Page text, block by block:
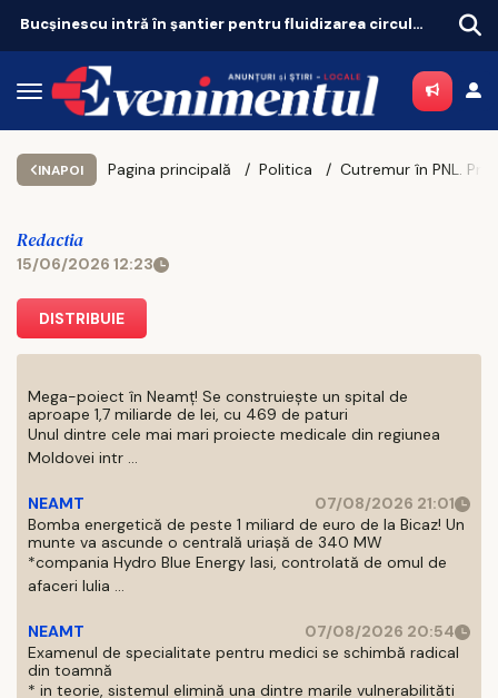
Bucșinescu intră în șantier pentru fluidizarea circulației
INAPOI Pagina principală Politica
Redactia
15/06/2026 12:23
DISTRIBUIE
Mega-poiect în Neamț! Se construiește un spital de
aproape 1,7 miliarde de lei, cu 469 de paturi
Unul dintre cele mai mari proiecte medicale din regiunea
Moldovei intr ...
NEAMT
07/08/2026 21:01
Bomba energetică de peste 1 miliard de euro de la Bicaz! Un
munte va ascunde o centrală uriașă de 340 MW
*compania Hydro Blue Energy Iasi, controlată de omul de
afaceri Iulia ...
NEAMT
07/08/2026 20:54
Examenul de specialitate pentru medici se schimbă radical
din toamnă
* in teorie, sistemul elimină una dintre marile vulnerabilităti